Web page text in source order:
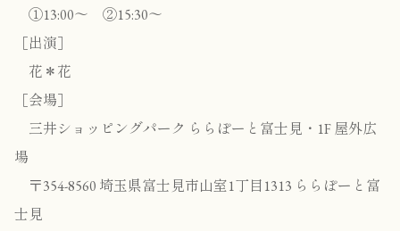
①13:00〜 ②15:30〜
［出演］
花＊花
［会場］
三井ショッピングパーク ららぽーと富士見・1F 屋外広
場
〒354-8560 埼玉県富士見市山室1丁目1313 ららぽーと富
士見